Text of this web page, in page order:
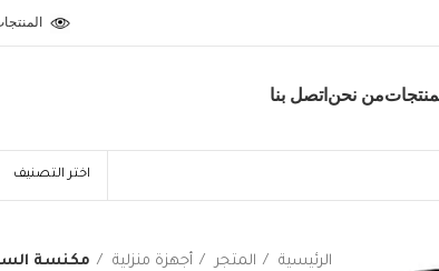
من نحناتصل بنا
اختر التصنيف
الرئيسية المتجر أجهزة منزلية مكنسة السيارة